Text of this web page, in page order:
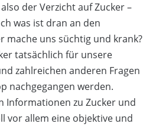
der Verzicht auf Zucker –
was ist dran an den
mache uns süchtig und krank?
tatsächlich für unsere
zahlreichen anderen Fragen
nachgegangen werden.
Informationen zu Zucker und
vor allem eine objektive und